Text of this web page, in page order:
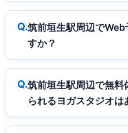
筑前垣生駅周辺でWeb
すか？
筑前垣生駅周辺で無料
られるヨガスタジオは